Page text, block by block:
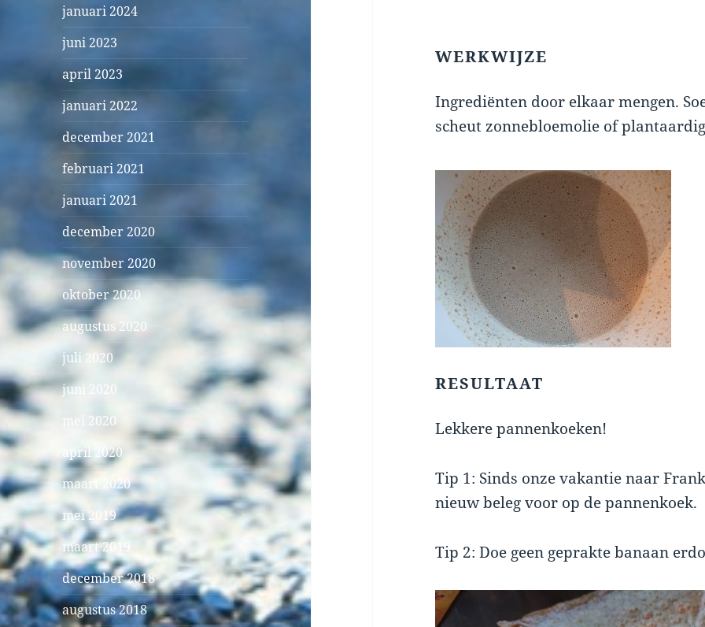
januari 2024
juni 2023
april 2023
januari 2022
december 2021
februari 2021
januari 2021
december 2020
november 2020
oktober 2020
augustus 2020
juli 2020
juni 2020
mei 2020
april 2020
maart 2020
mei 2019
maart 2019
december 2018
augustus 2018
WERKWIJZE
Ingrediënten door elkaar mengen.
scheut zonnebloemolie of
RESULTAAT
Lekkere pannenkoeken!
Tip 1: Sinds onze vakantie naar
nieuw beleg voor op de pannenkoek.
Tip 2: Doe geen geprakte banaan